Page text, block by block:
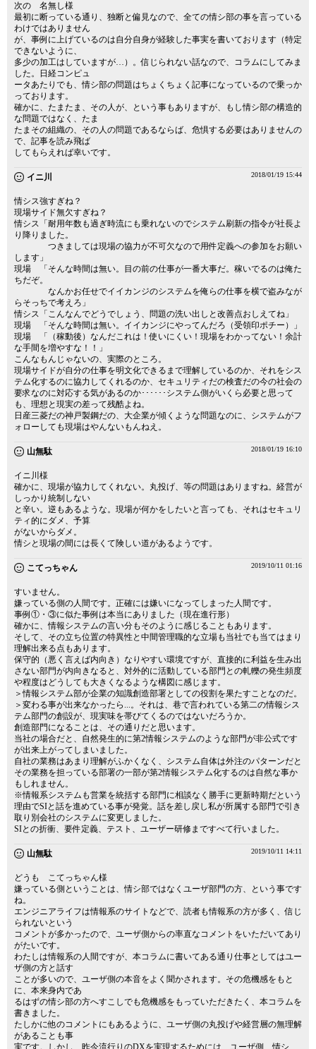
次の 名無し様
最初に断っている通り、独断と偏見なので、全ての情シ部の事を言っている
わけではありません
が、事例に上げているのは自分自身が経験した事実を書いております（特定
できないように、
多少の加工はしていますが…）。信じられない話なので、コラムにしてみま
した。日経コンピュ
ータあたりでも、情シ部の問題はちょくちょく記事になっているので乗っか
っております。
確かに、たまたま、その人が、という事もありますが、もし情シ部の構造的
な問題ではなく、たま
たまその組織の、その人の問題であるならば、危惧する必要はありませんの
で、記事を読み飛ば
してもらえれば幸いです。
イニ川 2018/01/19 15:44
情シス強すぎね？
現場サイド無欠すぎね？
情シス「耐用年数も過ぎ時流にも乗れないのでシステム刷新の指令が社長よ
り降りました。
つきましては現場の協力が不可欠なので用件定義への参加をお願い
します」
現場 「そんな時間は無い。目の前の仕事が一番大事だ。稼いでるのは俺た
ちだぞ。
なんかお任せでイイカンジのシステムを俺らの仕事を横で盗みなが
らそっちで考えろ」
情シス「こんなんでどうでしょう、問題の洗い出しと改善点おしえてね」
現場 「そんな時間は無い。イイカンジにやってんだろ（受領印ポチー）」
現場 「（稼動後）なんだこれは！使いにくい！現場をわかってない！余計
な手間を増やすな！！」
こんなもんじゃないの、実際のところ。
現場サイドが自分の仕事を明文化できるまで理解しているのか、それをシス
テム化するのに協力してくれるのか、セキュリティだの検査だの今の社会の
要求なのに対応する気があるのか･･････システム側がいくら必要と思って
も、理想と現実の差って残酷よね。
日産三菱だの神戸製鋼だの、大企業が傾くような問題なのに、システムがフ
ォローしても現場はやんないもんねえ。
山無駄 2018/01/19 16:10
イニ川様
確かに、現場が協力してくれない。丸投げ、等の問題はありますね。経営が
しっかり統制しない
と辛い。逆もあるような。現場が何かをしたいと言っても、それはセキュリ
ティ的にダメ、予算
がないからダメ。
情シと現場の間には長くて険しい道があるようです。
こてっちゃん 2019/10/11 01:16
すいません。
嫌っている側の人間です。正確には嫌いになってしまった人間です。
事例①・③に似た事例は本当にありました（現在進行形）
確かに、情報システムの言い分もそのように感じることもあります。
そして、その立ち位置の特異性と中間管理職的な立場も当社でも当てはまり
理解出来る点もあります。
保守的（悪く言えば内向き）なりやすい環境ですが、直接的に利益を生み出
さない部門が内向きなると、対外的に活動している部門との軋轢の発生頻度
や程度はどうしても大きくなるような構図に感じます。
＞情報システム部が企業の知識創造部署としての役割を果たすことなのだ。
＞変わる事が出来なかったら...。それは、巷で言われている第二の情報シス
テム部門の創設が、現実味を帯びてくるのではないだろうか。
創造部門になることは、その通りだと思います。
当社の場合だと、自然発生的に第2情報システムのような部門が非公式です
が出来上がってしまいました。
自社の業務はあまり理解がふかくなく、システム自体は外注のパターンだと
その業務を担っている部署の一部が第2情報システム化するのは自然な事か
もしれません。
※情報系システムも営業を統括する部門に相談なく勝手に更新時期だという
理由でSIと話を進めている事が発覚。話を差し戻し私が所属する部門で引き
取り別会社のシステムに変更しました。
SIとの折衝、要件定義、テスト、ユーザー研修まですべて行いました。
山無駄 2019/10/11 14:11
どうも こてっちゃん様
嫌っている側ということは、情シ部ではなくユーザ部門の方、という事です
ね。
エンジニアライフは情報系のサイトなどで、読者も情報系の方が多く、信じ
られないという
コメントが多かったので、ユーザ側からの率直なコメントをいただいてあり
がたいです。
わたしは情報系の人間ですが、本コラムに書いてある通り仕事としてはユー
ザ側の方と話す
ことが多いので、ユーザ側の本音をよく聞かされます。その危機感をもと
に、本来身内であ
るはずの情シ部の方へすこしでも危機感をもっていただきたく、本コラムを
書きました。
たしかに他のコメントにもあるように、ユーザ側の丸投げや経営層の無理解
があることも事